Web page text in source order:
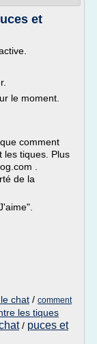
et
le moment.
comment
les tiques. Plus
.
de la
chat / comment
les tiques
/ puces et